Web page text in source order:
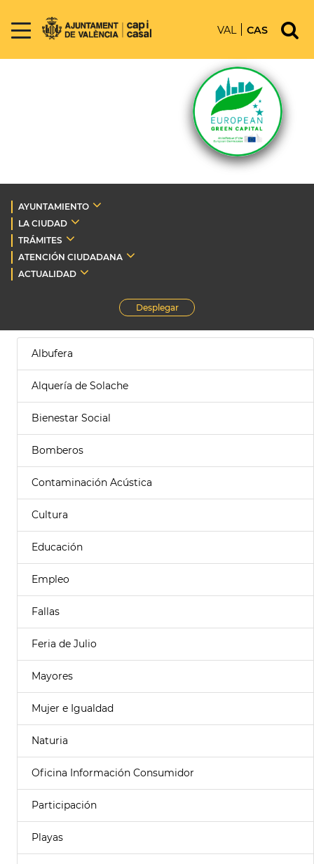
VAL CAS
AYUNTAMIENTO
LA CIUDAD
TRÁMITES
ATENCIÓN CIUDADANA
ACTUALIDAD
Desplegar
Albufera
Alquería de Solache
Bienestar Social
Bomberos
Contaminación Acústica
Cultura
Educación
Empleo
Fallas
Feria de Julio
Mayores
Mujer e Igualdad
Naturia
Oficina Información Consumidor
Participación
Playas